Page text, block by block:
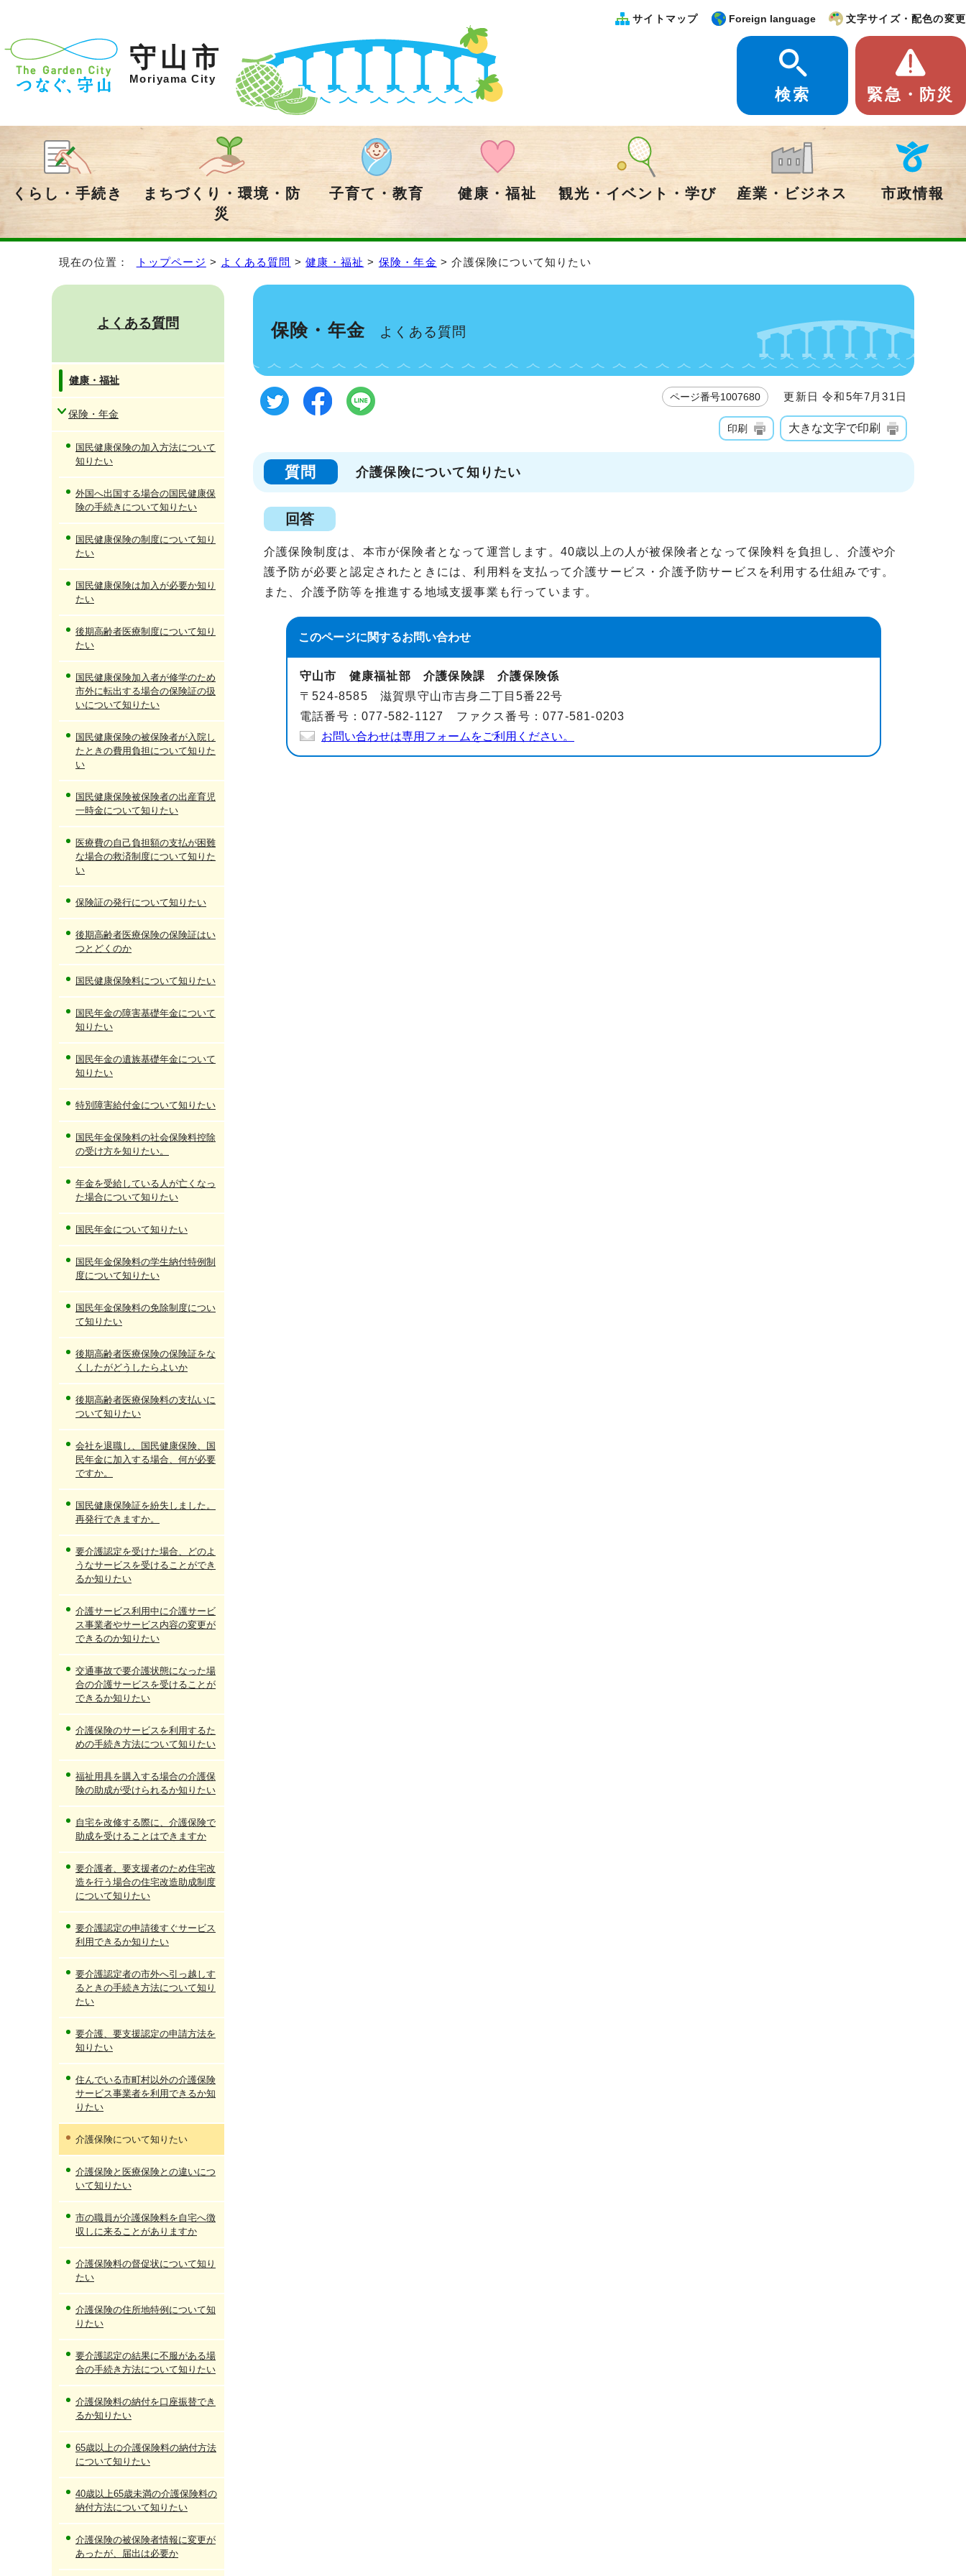
守山市
Moriyama City
サイトマップ Foreign language 文字サイズ・配色の変更
検索 緊急・防災
くらし・手続き
まちづくり・環境・防
災
子育て・教育 健康・福祉 観光・イベント・学び 産業・ビジネス 市政情報
現在の位置： トップページ > よくある質問 >健康・福祉 > 保険・年金 > 介護保険について知りたい
保険・年金 よくある質問
ページ番号1007680 更新日 令和5年7月31日
印刷 大きな文字で印刷
質問 介護保険について知りたい
回答
介護保険制度は、本市が保険者となって運営します。40歳以上の人が被保険者となって保険料を負担し、介護や介
護予防が必要と認定されたときには、利用料を支払って介護サービス・介護予防サービスを利用する仕組みです。
また、介護予防等を推進する地域支援事業も行っています。
このページに関するお問い合わせ
守山市 健康福祉部 介護保険課 介護保険係
〒524-8585 滋賀県守山市吉身二丁目5番22号
電話番号：077-582-1127 ファクス番号：077-581-0203
お問い合わせは専用フォームをご利用ください。
よくある質問
健康・福祉
保険・年金
国民健康保険の加入方法について
知りたい
外国へ出国する場合の国民健康保
険の手続きについて知りたい
国民健康保険の制度について知り
たい
国民健康保険は加入が必要か知り
たい
後期高齢者医療制度について知り
たい
国民健康保険加入者が修学のため
市外に転出する場合の保険証の扱
いについて知りたい
国民健康保険の被保険者が入院し
たときの費用負担について知りた
い
国民健康保険被保険者の出産育児
一時金について知りたい
医療費の自己負担額の支払が困難
な場合の救済制度について知りた
い
保険証の発行について知りたい
後期高齢者医療保険の保険証はい
つとどくのか
国民健康保険料について知りたい
国民年金の障害基礎年金について
知りたい
国民年金の遺族基礎年金について
知りたい
特別障害給付金について知りたい
国民年金保険料の社会保険料控除
の受け方を知りたい。
年金を受給している人が亡くなっ
た場合について知りたい
国民年金について知りたい
国民年金保険料の学生納付特例制
度について知りたい
国民年金保険料の免除制度につい
て知りたい
後期高齢者医療保険の保険証をな
くしたがどうしたらよいか
後期高齢者医療保険料の支払いに
ついて知りたい
会社を退職し、国民健康保険、国
民年金に加入する場合、何が必要
ですか。
国民健康保険証を紛失しました。
再発行できますか。
要介護認定を受けた場合、どのよ
うなサービスを受けることができ
るか知りたい
介護サービス利用中に介護サービ
ス事業者やサービス内容の変更が
できるのか知りたい
交通事故で要介護状態になった場
合の介護サービスを受けることが
できるか知りたい
介護保険のサービスを利用するた
めの手続き方法について知りたい
福祉用具を購入する場合の介護保
険の助成が受けられるか知りたい
自宅を改修する際に、介護保険で
助成を受けることはできますか
要介護者、要支援者のため住宅改
造を行う場合の住宅改造助成制度
について知りたい
要介護認定の申請後すぐサービス
利用できるか知りたい
要介護認定者の市外へ引っ越しす
るときの手続き方法について知り
たい
要介護、要支援認定の申請方法を
知りたい
住んでいる市町村以外の介護保険
サービス事業者を利用できるか知
りたい
介護保険について知りたい
介護保険と医療保険との違いにつ
いて知りたい
市の職員が介護保険料を自宅へ徴
収しに来ることがありますか
介護保険料の督促状について知り
たい
介護保険の住所地特例について知
りたい
要介護認定の結果に不服がある場
合の手続き方法について知りたい
介護保険料の納付を口座振替でき
るか知りたい
65歳以上の介護保険料の納付方法
について知りたい
40歳以上65歳未満の介護保険料の
納付方法について知りたい
介護保険の被保険者情報に変更が
あったが、届出は必要か